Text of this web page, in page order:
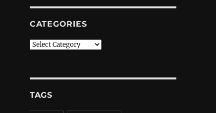
CATEGORIES
Categories
TAGS